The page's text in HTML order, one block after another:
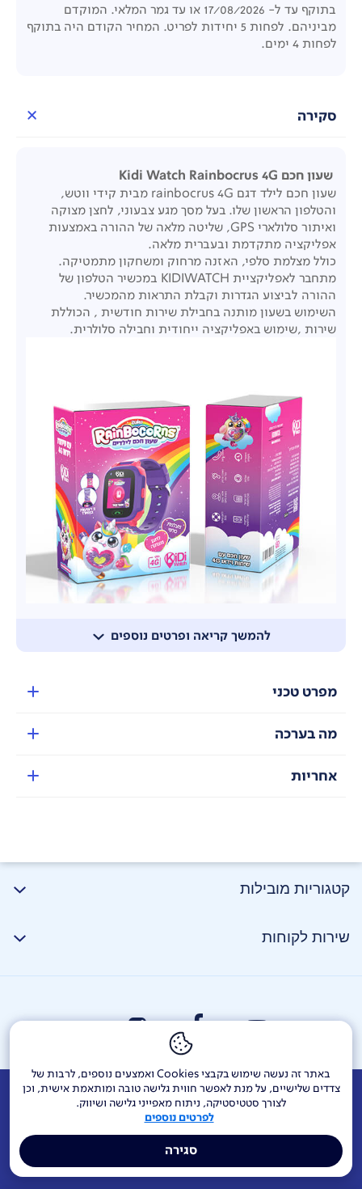
באתר זה נעשה שימוש בקבצי Cookies ואמצעים נוספים, לרבות של
צדדים שלישיים, על מנת לאפשר חווית גלישה טובה ומותאמת אישית, וכן
לצורך סטטיסטיקה, ניתוח מאפייני גלישה ושיווק.
לפרטים נוספים
סגירה
בתוקף עד ל- 17/08/2026 או עד גמר המלאי. המוקדם
מביניהם. לפחות 5 יחידות לפריט. המחיר הקודם היה בתוקף
לפחות 4 ימים.
סקירה
להמשך קריאה ופרטים נוספים
שעון חכם Kidi Watch Rainbocrus 4G
שעון חכם לילד דגם rainbocrus 4G מבית קידי ווטש,
והטלפון הראשון שלו. בעל מסך מגע צבעוני, לחצן מצוקה
ואיתור סלולארי GPS, שליטה מלאה של ההורה באמצעות
אפליקציה מתקדמת ובעברית מלאה.
כולל מצלמת סלפי, האזנה מרחוק ומשחקון מתמטיקה.
מתחבר לאפליקציית KIDIWATCH במכשיר הטלפון של
ההורה לביצוע הגדרות וקבלת התראות מהמכשיר.
השימוש בשעון מותנה בחבילת שירות חודשית , הכוללת
שירות ,שימוש באפליקציה ייחודית וחבילה סלולרית.
מפרט טכני
מה בערכה
אחריות
קטגוריות מובילות
שירות לקוחות
אודות דרושים צור קשר Investor Relations
הודעות חברה
מוקדי שירות ופניות ציבור
144 בזק בינלאומי
אתר הרכש